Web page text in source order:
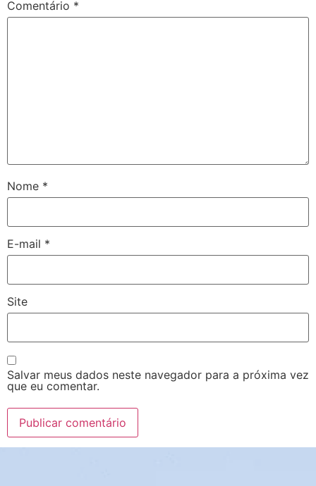
Comentário *
Nome *
E-mail *
Site
Salvar meus dados neste navegador para a próxima vez
que eu comentar.